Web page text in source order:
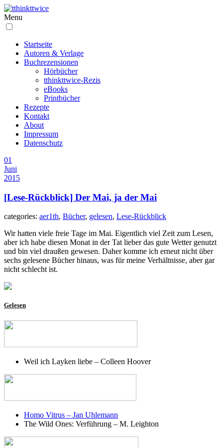
Menu
Startseite
Autoren & Verlage
Buchrezensionen
Hörbücher
tthinkttwice-Rezis
eBooks
Printbücher
Rezepte
Kontakt
About
Impressum
Datenschutz
01
Juni
2015
[Lese-Rückblick] Der Mai, ja der Mai
categories: aer1th, Bücher, gelesen, Lese-Rückblick
Wir hatten viele freie Tage im Mai. Eigentlich viel Zeit zum Lesen,
aber ich habe diesen Monat in der Tat lieber das gute Wetter genutzt
und bin viel draußen gewesen. Daher komme ich erneut nicht über
sechs gelesene Bücher hinaus, was für meine Verhältnisse, aber gar
nicht schlecht ist.
Gelesen
Weil ich Layken liebe – Colleen Hoover
Homo Vitrus – Jan Uhlemann
The Wild Ones: Verführung – M. Leighton